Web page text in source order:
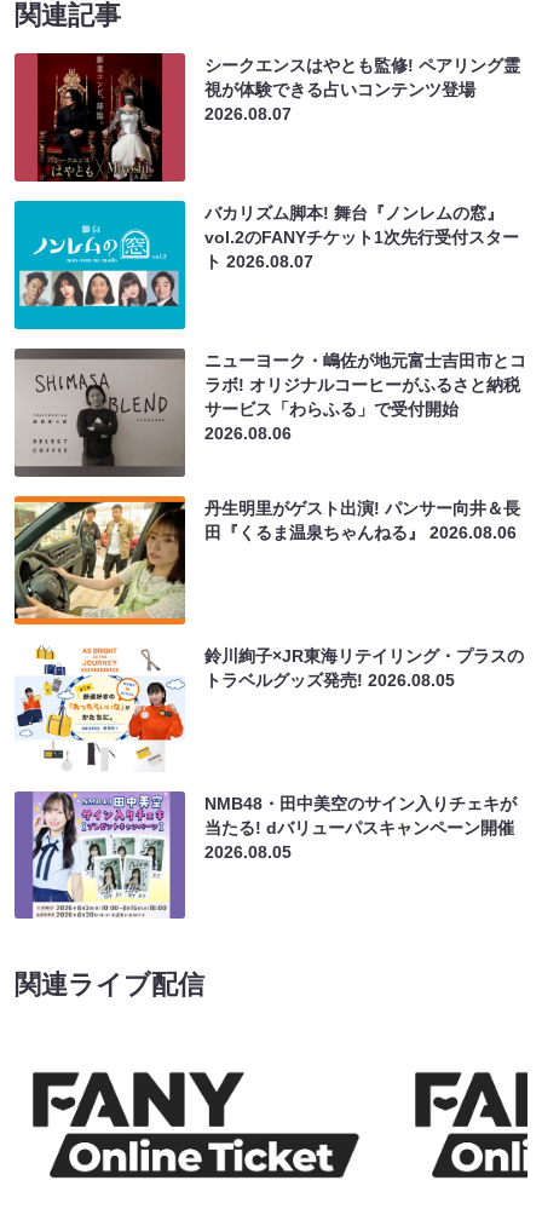
関連記事
シークエンスはやとも監修! ペアリング霊
視が体験できる占いコンテンツ登場
2026.08.07
バカリズム脚本! 舞台『ノンレムの窓』
vol.2のFANYチケット1次先行受付スター
ト2026.08.07
ニューヨーク・嶋佐が地元富士吉田市とコ
ラボ! オリジナルコーヒーがふるさと納税
サービス「わらふる」で受付開始
2026.08.06
丹生明里がゲスト出演! パンサー向井＆長
田『くるま温泉ちゃんねる』2026.08.06
鈴川絢子×JR東海リテイリング・プラスの
トラベルグッズ発売!2026.08.05
NMB48・田中美空のサイン入りチェキが
当たる! dバリューパスキャンペーン開催
2026.08.05
関連ライブ配信